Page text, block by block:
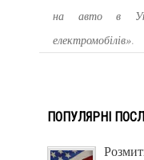
на авто в
електромобілів».
ПОПУЛЯРНІ